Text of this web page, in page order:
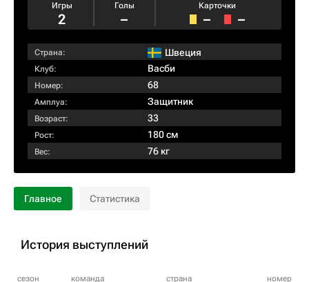
Игры
2
Голы
–
Карточки
– –
Страна: Швеция
Клуб: Васби
Номер: 68
Амплуа: Защитник
Возраст: 33
Рост: 180 см
Вес: 76 кг
Главное Статистика
История выступлений
сезон команда страна номер